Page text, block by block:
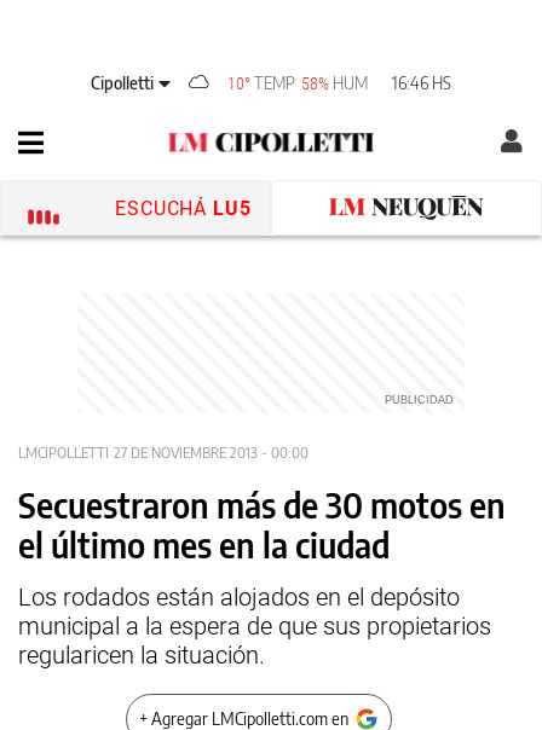
Cipolletti 10° TEMP 58% HUM 16:46 HS
ESCUCHÁ LU5
LMCIPOLLETTI 27 DE NOVIEMBRE 2013 - 00:00
Secuestraron más de 30 motos en
el último mes en la ciudad
Los rodados están alojados en el depósito
municipal a la espera de que sus propietarios
regularicen la situación.
+ Agregar LMCipolletti.com en